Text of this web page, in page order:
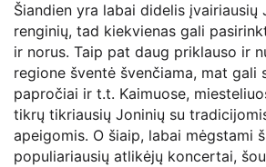
Šiandien yra labai didelis įvairiausių
renginių, tad kiekvienas gali
ir norus. Taip pat daug priklauso ir
regione šventė švenčiama, mat gali
papročiai ir t.t. Kaimuose,
tikrų tikriausių Joninių su
apeigomis. O šiaip, labai mėgstami
populiariausių atlikėjų koncertai,